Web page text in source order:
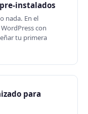
instalados
nada. En el
con
tu primera
para